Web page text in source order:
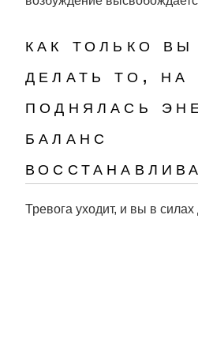
как только
делать то, на
поднялась
баланс
Тревога уходит, и вы в